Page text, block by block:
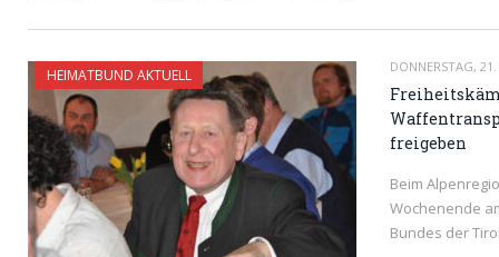
HEIMATBUND AKTUELL DONNERSTAG,
freigeben
Beim
Wochenende
Bundes der